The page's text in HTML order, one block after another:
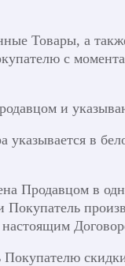
Товары, а
с
и
в
Продавцом в
Покупателю